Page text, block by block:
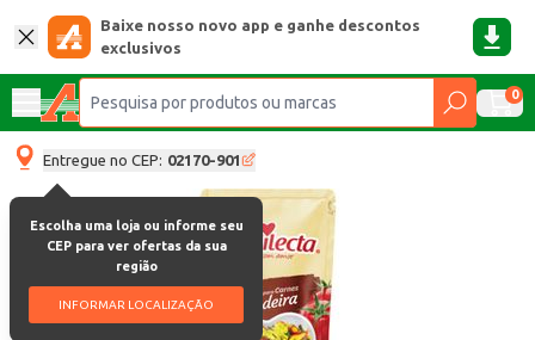
Baixe nosso novo app e ganhe descontos
exclusivos
0
Entregue no CEP: 02170-901
Escolha uma loja ou informe seu
CEP para ver ofertas da sua
região
INFORMAR LOCALIZAÇÃO